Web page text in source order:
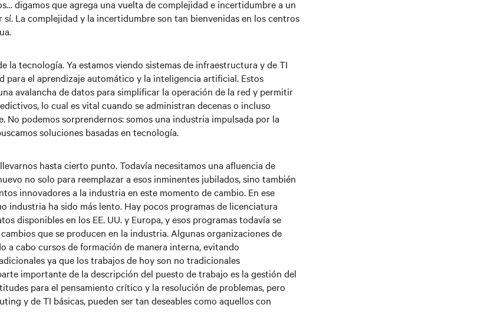
digamos que agrega una vuelta de complejidad e incertidumbre a un
sí. La complejidad y la incertidumbre son tan bienvenidas en los centros
la tecnología. Ya estamos viendo sistemas de infraestructura y de TI
para el aprendizaje automático y la inteligencia artificial. Estos
avalancha de datos para simplificar la operación de la red y permitir
lo cual es vital cuando se administran decenas o incluso
No podemos sorprendernos: somos una industria impulsada por la
soluciones basadas en tecnología.
hasta cierto punto. Todavía necesitamos una afluencia de
no solo para reemplazar a esos inminentes jubilados, sino también
innovadores a la industria en este momento de cambio. En ese
industria ha sido más lento. Hay pocos programas de licenciatura
disponibles en los EE. UU. y Europa, y esos programas todavía se
que se producen en la industria. Algunas organizaciones de
a cabo cursos de formación de manera interna, evitando
ya que los trabajos de hoy son no tradicionales
importante de la descripción del puesto de trabajo es la gestión del
para el pensamiento crítico y la resolución de problemas, pero
y de TI básicas, pueden ser tan deseables como aquellos con